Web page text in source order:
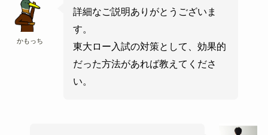
かもっち
詳細なご説明ありがとうございま
す。
東大ロー入試の対策として、効果的
だった方法があれば教えてくださ
い。